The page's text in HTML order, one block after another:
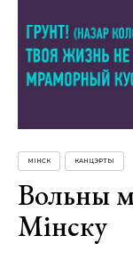
МІНСК КАНЦЭРТЫ
Вольны
Мінску